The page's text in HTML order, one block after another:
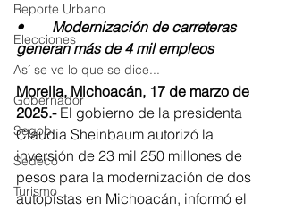
Reporte Urbano
Elecciones
Así se ve lo que se dice...
Gobernador
Segob
Sedeco
Turismo
•	Modernización de carreteras
generan más de 4 mil empleos
Morelia, Michoacán, 17 de marzo de
2025.- El gobierno de la presidenta
Claudia Sheinbaum autorizó la
inversión de 23 mil 250 millones de
pesos para la modernización de dos
autopistas en Michoacán, informó el